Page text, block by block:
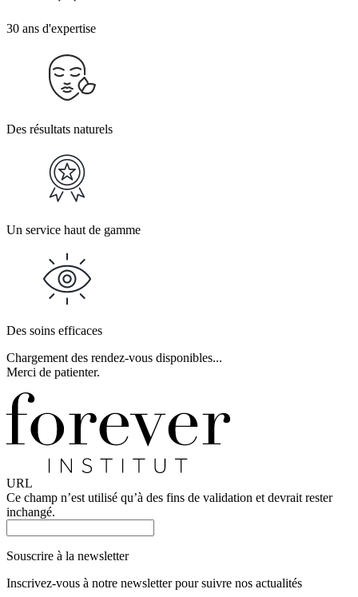
30 ans d'expertise
Des résultats naturels
Un service haut de gamme
Des soins efficaces
Chargement des rendez-vous disponibles...
Merci de patienter.
URL
Ce champ n’est utilisé qu’à des fins de validation et devrait rester
inchangé.
Souscrire à la newsletter
Inscrivez-vous à notre newsletter pour suivre nos actualités